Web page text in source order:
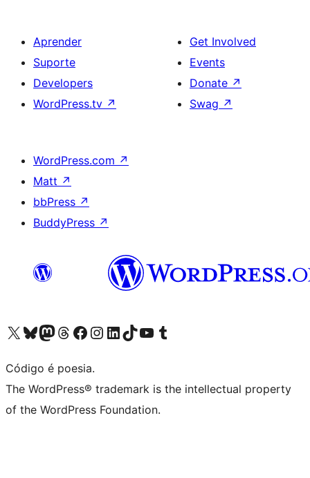
Aprender
Suporte
Developers
WordPress.tv ↗
Get Involved
Events
Donate ↗
Swag ↗
WordPress.com ↗
Matt ↗
bbPress ↗
BuddyPress ↗
Visite a nossa conta X (antigo Twitter)
Visit our Bluesky account
Visit our Mastodon account
Visit our Threads account
Visite a nossa página do Facebook
Visite a nossa conta no Instagram
Visite a nossa conta no LinkedIn
Visit our TikTok account
Visit our YouTube channel
Visit our Tumblr account
Código é poesia.
The WordPress® trademark is the intellectual property
of the WordPress Foundation.